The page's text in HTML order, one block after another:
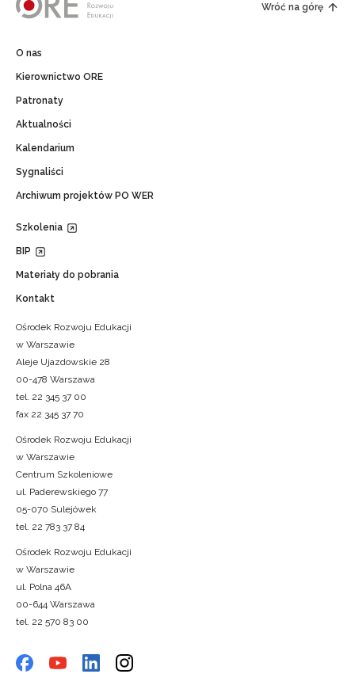
Wróć na górę
O nas
Kierownictwo ORE
Patronaty
Aktualności
Kalendarium
Sygnaliści
Archiwum projektów PO WER
Szkolenia
BIP
Materiały do pobrania
Kontakt
Ośrodek Rozwoju Edukacji
w Warszawie
Aleje Ujazdowskie 28
00-478 Warszawa
tel. 22 345 37 00
fax 22 345 37 70
Ośrodek Rozwoju Edukacji
w Warszawie
Centrum Szkoleniowe
ul. Paderewskiego 77
05-070 Sulejówek
tel. 22 783 37 84
Ośrodek Rozwoju Edukacji
w Warszawie
ul. Polna 46A
00-644 Warszawa
tel. 22 570 83 00